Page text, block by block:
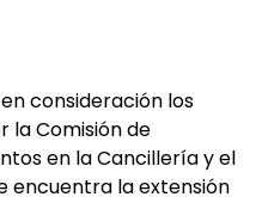
consideración los
la Comisión de
en la Cancillería y el
encuentra la extensión